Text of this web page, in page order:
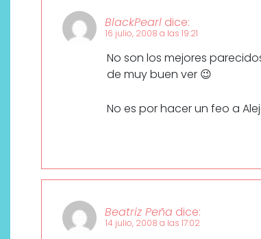
BlackPearl dice:
16 julio, 2008 a las 19:21
No son los mejores
de muy buen ver 😉
No es por hacer un feo a
Beatriz Peña dice:
14 julio, 2008 a las 17:02